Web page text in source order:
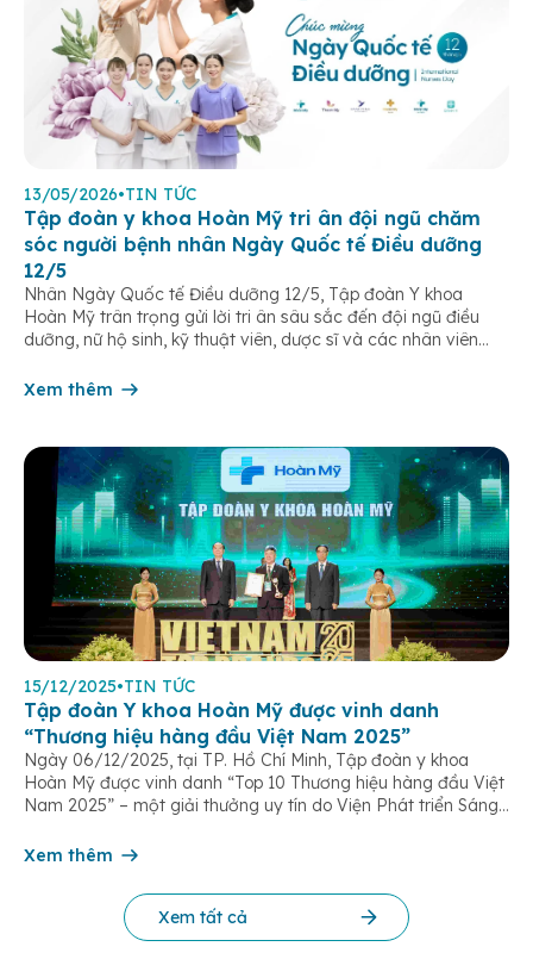
13/05/2026•TIN TỨC
Tập đoàn y khoa Hoàn Mỹ tri ân đội ngũ chăm
sóc người bệnh nhân Ngày Quốc tế Điều dưỡng
12/5
Nhân Ngày Quốc tế Điều dưỡng 12/5, Tập đoàn Y khoa
Hoàn Mỹ trân trọng gửi lời tri ân sâu sắc đến đội ngũ điều
dưỡng, nữ hộ sinh, kỹ thuật viên, dược sĩ và các nhân viên
âm thầm đồng hành trên […]
Xem thêm
15/12/2025•TIN TỨC
Tập đoàn Y khoa Hoàn Mỹ được vinh danh
“Thương hiệu hàng đầu Việt Nam 2025”
Ngày 06/12/2025, tại TP. Hồ Chí Minh, Tập đoàn y khoa
Hoàn Mỹ được vinh danh “Top 10 Thương hiệu hàng đầu Việt
Nam 2025” – một giải thưởng uy tín do Viện Phát triển Sáng
cứu Phát triển Doanh nghiệp Châu Á […]
Xem thêm
Xem tất cả